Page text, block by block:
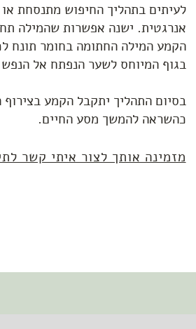
לעיתים בתהליך החיפוש מתנסחת
אנרגטית. ישנה אפשרות שהמילה
הקמע המילה החתומה בחומר תונח
בגוף המיוחס לשער הנפתח אל
בסיום התהליך יתקבל הקמע
כהשראה להמשך מסע החיים.
מזמינה אותך לצור איתי קשר